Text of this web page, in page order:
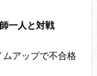
一人と対戦
ムアップで不合格